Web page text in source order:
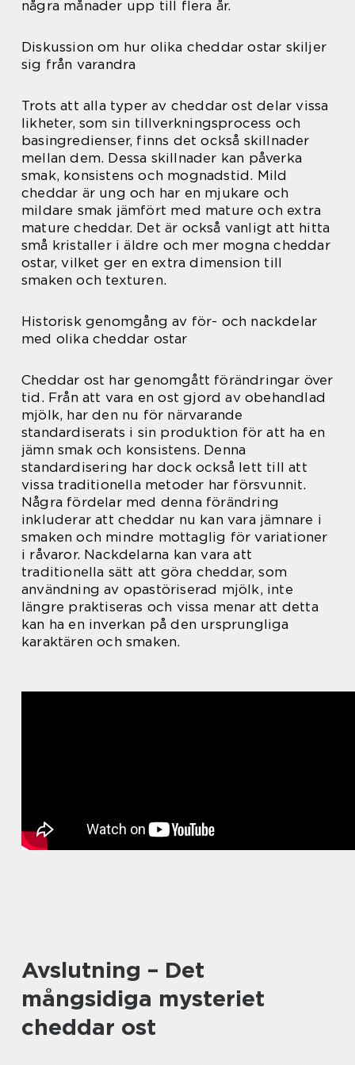
några månader upp till flera år.
Diskussion om hur olika cheddar ostar skiljer
sig från varandra
Trots att alla typer av cheddar ost delar vissa
likheter, som sin tillverkningsprocess och
basingredienser, finns det också skillnader
mellan dem. Dessa skillnader kan påverka
smak, konsistens och mognadstid. Mild
cheddar är ung och har en mjukare och
mildare smak jämfört med mature och extra
mature cheddar. Det är också vanligt att hitta
små kristaller i äldre och mer mogna cheddar
ostar, vilket ger en extra dimension till
smaken och texturen.
Historisk genomgång av för- och nackdelar
med olika cheddar ostar
Cheddar ost har genomgått förändringar över
tid. Från att vara en ost gjord av obehandlad
mjölk, har den nu för närvarande
standardiserats i sin produktion för att ha en
jämn smak och konsistens. Denna
standardisering har dock också lett till att
vissa traditionella metoder har försvunnit.
Några fördelar med denna förändring
inkluderar att cheddar nu kan vara jämnare i
smaken och mindre mottaglig för variationer
i råvaror. Nackdelarna kan vara att
traditionella sätt att göra cheddar, som
användning av opastöriserad mjölk, inte
längre praktiseras och vissa menar att detta
kan ha en inverkan på den ursprungliga
karaktären och smaken.
Avslutning – Det
mångsidiga mysteriet
cheddar ost